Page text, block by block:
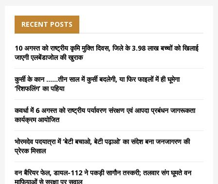
f
r
RECENT POSTS
10 अगस्त को राष्ट्रीय कृमि मुक्ति दिवस, जिले के 3.98 लाख बच्चों को खिलाई
जाएगी एलबेंडाजोल की खुराक
कुर्सी के कान ……तीन साल में कुर्सी बदलेगी, या फिर फाइलों में ही घूमेगा
‘रिशफलिंग’ का पहिया
कवर्धा में 6 अगस्त को राष्ट्रीय पर्यावरण संरक्षण एवं आपदा प्रबंधन जागरूकता
कार्यक्रम आयोजित
भोरमदेव पदयात्रा में ‘बेटी बचाओ, बेटी पढ़ाओ’ का संदेश बना जनजागरण की
प्रेरक मिसाल
वन बैरियर फेल, डायल-112 ने पकड़ी सागौन तस्करी; तलवार संग घूमते वन
माफियाओं से सुरक्षा पर सवाल